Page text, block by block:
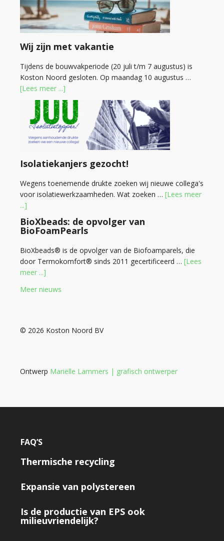
Wij zijn met vakantie
Tijdens de bouwvakperiode (20 juli t/m 7 augustus) is
Koston Noord gesloten. Op maandag 10 augustus …
[Lees meer ...]
Isolatiekanjers gezocht!
Wegens toenemende drukte zoeken wij nieuwe collega's
voor isolatiewerkzaamheden. Wat zoeken … [Lees meer
...]
BioXbeads: de opvolger van
BioFoamPearls
BioXbeads® is de opvolger van de Biofoamparels, die
door Termokomfort® sinds 2011 gecertificeerd … [Lees
meer ...]
Meer nieuws
© 2026 Koston Noord BV
Ontwerp Mariëlle Lammers | grafisch ontwerper
FAQ’S
Thermische recycling
Expansie van polystereen
Is de productie van EPS ook
milieuvriendelijk?